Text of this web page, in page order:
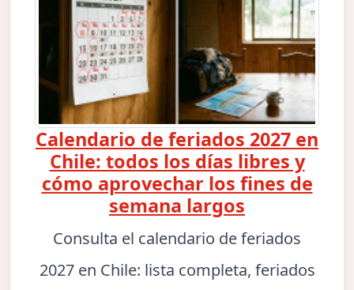
Calendario de feriados 2027 en
Chile: todos los días libres y
cómo aprovechar los fines de
semana largos
Consulta el calendario de feriados
2027 en Chile: lista completa, feriados